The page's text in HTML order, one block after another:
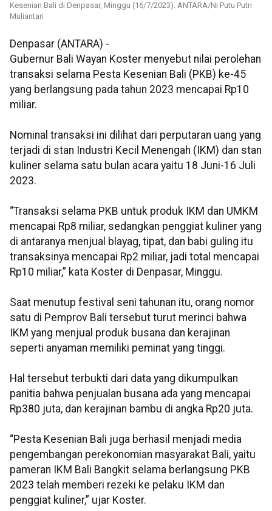
Kesenian Bali di Denpasar, Minggu (16/7/2023). ANTARA/Ni Putu Putri
Muliantari
Denpasar (ANTARA) -
Gubernur Bali Wayan Koster menyebut nilai perolehan
transaksi selama Pesta Kesenian Bali (PKB) ke-45
yang berlangsung pada tahun 2023 mencapai Rp10
miliar.
Nominal transaksi ini dilihat dari perputaran uang yang
terjadi di stan Industri Kecil Menengah (IKM) dan stan
kuliner selama satu bulan acara yaitu 18 Juni-16 Juli
2023.
“Transaksi selama PKB untuk produk IKM dan UMKM
mencapai Rp8 miliar, sedangkan penggiat kuliner yang
di antaranya menjual blayag, tipat, dan babi guling itu
transaksinya mencapai Rp2 miliar, jadi total mencapai
Rp10 miliar,” kata Koster di Denpasar, Minggu.
Saat menutup festival seni tahunan itu, orang nomor
satu di Pemprov Bali tersebut turut merinci bahwa
IKM yang menjual produk busana dan kerajinan
seperti anyaman memiliki peminat yang tinggi.
Hal tersebut terbukti dari data yang dikumpulkan
panitia bahwa penjualan busana ada yang mencapai
Rp380 juta, dan kerajinan bambu di angka Rp20 juta.
“Pesta Kesenian Bali juga berhasil menjadi media
pengembangan perekonomian masyarakat Bali, yaitu
pameran IKM Bali Bangkit selama berlangsung PKB
2023 telah memberi rezeki ke pelaku IKM dan
penggiat kuliner,” ujar Koster.